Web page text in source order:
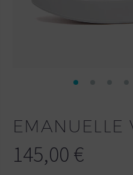
EMANUELLE
145,00 €